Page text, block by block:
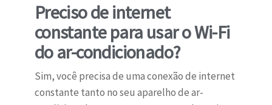
Preciso de internet
constante para usar o Wi-Fi
do ar-condicionado?
Sim, você precisa de uma conexão de internet
constante tanto no seu aparelho de ar-